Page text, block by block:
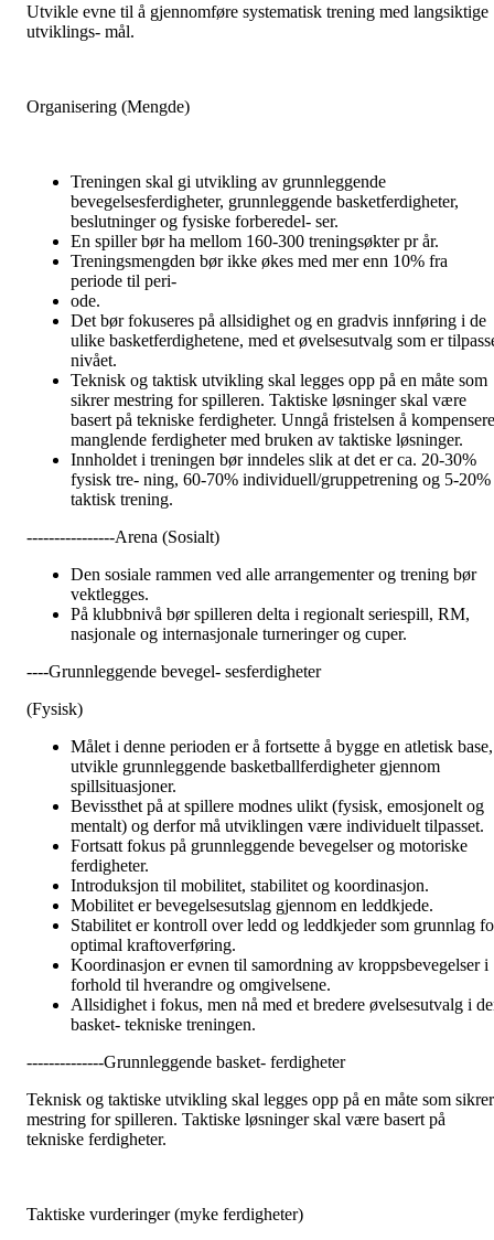
Utvikle evne til å gjennomføre systematisk trening med langsiktige
utviklings- mål.
Organisering (Mengde)
Treningen skal gi utvikling av grunnleggende
bevegelsesferdigheter, grunnleggende basketferdigheter,
beslutninger og fysiske forberedel- ser.
En spiller bør ha mellom 160-300 treningsøkter pr år.
Treningsmengden bør ikke økes med mer enn 10% fra
periode til peri-
ode.
Det bør fokuseres på allsidighet og en gradvis innføring i de
ulike basketferdighetene, med et øvelsesutvalg som er
nivået.
Teknisk og taktisk utvikling skal legges opp på en måte som
sikrer mestring for spilleren. Taktiske løsninger skal være
basert på tekniske ferdigheter. Unngå fristelsen å kompensere
manglende ferdigheter med bruken av taktiske løsninger.
Innholdet i treningen bør inndeles slik at det er ca. 20-30%
fysisk tre- ning, 60-70% individuell/gruppetrening og 5-20%
taktisk trening.
----------------Arena (Sosialt)
Den sosiale rammen ved alle arrangementer og trening bør
vektlegges.
På klubbnivå bør spilleren delta i regionalt seriespill, RM,
nasjonale og internasjonale turneringer og cuper.
----Grunnleggende bevegel- sesferdigheter
(Fysisk)
Målet i denne perioden er å fortsette å bygge en atletisk base,
utvikle grunnleggende basketballferdigheter gjennom
spillsituasjoner.
Bevissthet på at spillere modnes ulikt (fysisk, emosjonelt og
mentalt) og derfor må utviklingen være individuelt tilpasset.
Fortsatt fokus på grunnleggende bevegelser og motoriske
ferdigheter.
Introduksjon til mobilitet, stabilitet og koordinasjon.
Mobilitet er bevegelsesutslag gjennom en leddkjede.
Stabilitet er kontroll over ledd og leddkjeder som grunnlag
optimal kraftoverføring.
Koordinasjon er evnen til samordning av kroppsbevegelser i
forhold til hverandre og omgivelsene.
Allsidighet i fokus, men nå med et bredere øvelsesutvalg i
basket- tekniske treningen.
--------------Grunnleggende basket- ferdigheter
Teknisk og taktiske utvikling skal legges opp på en måte som sikrer
mestring for spilleren. Taktiske løsninger skal være basert på
tekniske ferdigheter.
Taktiske vurderinger (myke ferdigheter)